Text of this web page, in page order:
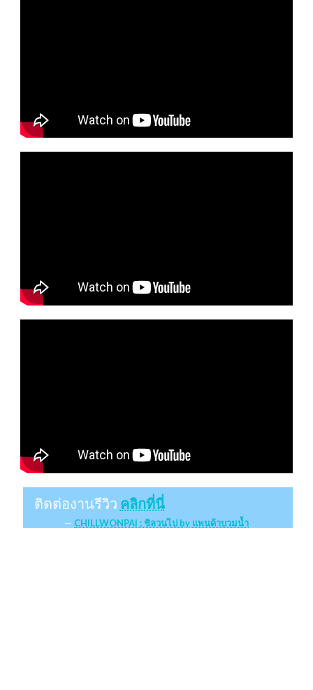
ติดต่องานรีวิว คลิกที่นี่
CHILLWONPAI : ชิลวนไป by แพนด้าบวมน้ำ